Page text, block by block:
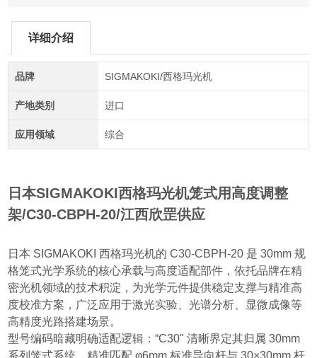
详细介绍
品牌 SIGMAKOKI/西格玛光机
产地类别 进口
应用领域 综合
日本SIGMAKOKI西格玛光机笼式用高度调整
架/C30-CBPH-20/江西欣罡供应
日本 SIGMAKOKI 西格玛光机的 C30-CBPH-20 是 30mm 规
格笼式光学系统的核心承载与高度适配部件，依托品牌在精
密光机领域的技术积淀，为光学元件提供稳定支撑与精准高
度校准方案，广泛应用于激光实验、光谱分析、显微成像等
高精度光路搭建场景。
型号编码暗藏明确适配逻辑：“C30" 清晰界定其归属 30mm